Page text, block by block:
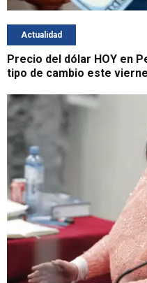
Actualidad
Precio del dólar HOY en
tipo de cambio este